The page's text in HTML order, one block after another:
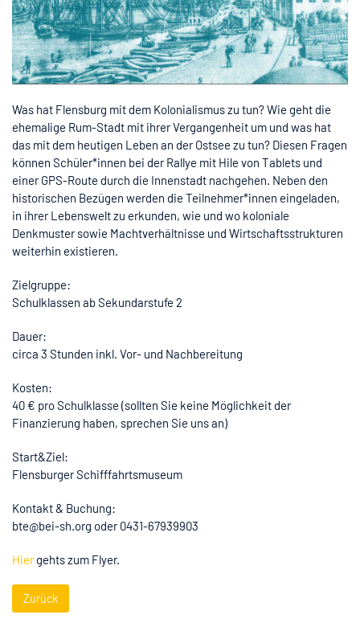
Was hat Flensburg mit dem Kolonialismus zu tun? Wie geht die
ehemalige Rum-Stadt mit ihrer Vergangenheit um und was hat
das mit dem heutigen Leben an der Ostsee zu tun? Diesen Fragen
können Schüler*innen bei der Rallye mit Hile von Tablets und
einer GPS-Route durch die Innenstadt nachgehen. Neben den
historischen Bezügen werden die Teilnehmer*innen eingeladen,
in ihrer Lebenswelt zu erkunden, wie und wo koloniale
Denkmuster sowie Machtverhältnisse und Wirtschaftsstrukturen
weiterhin existieren.
Zielgruppe:
Schulklassen ab Sekundarstufe 2
Dauer:
circa 3 Stunden inkl. Vor- und Nachbereitung
Kosten:
40 € pro Schulklasse (sollten Sie keine Möglichkeit der
Finanzierung haben, sprechen Sie uns an)
Start&Ziel:
Flensburger Schifffahrtsmuseum
Kontakt & Buchung:
bte@bei-sh.org oder 0431-67939903
Hiergehts zum Flyer.
Zurück